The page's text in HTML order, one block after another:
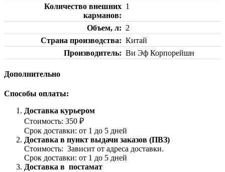
Количество внешних
карманов
1
Объем, л
2
Страна производства
Китай
Производитель
Ви Эф Корпорейшн
Дополнительно
Способы оплаты:
Доставка курьером
Стоимость: 350 ₽
Срок доставки: от 1 до 5 дней
Доставка в пункт выдачи заказов (ПВЗ)
Стоимость: Зависит от адреса доставки.
Срок доставки: от 1 до 5 дней
Доставка в постамат